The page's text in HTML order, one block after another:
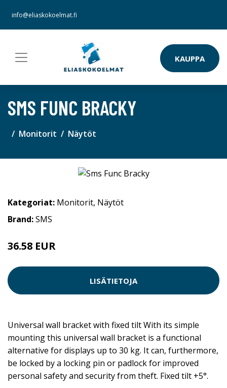
info@eliaskokoelmat.fi
KAUPPA
SMS FUNC BRACKY
Monitorit Näytöt
Kategoriat: Monitorit, Näytöt
Brand:SMS
36.58 EUR
LISÄTIETOJA
Universal wall bracket with fixed tilt With its simple
mounting this universal wall bracket is a functional
alternative for displays up to 30 kg. It can, furthermore,
be locked by a locking pin or padlock for improved
personal safety and security from theft. Fixed tilt +5°.